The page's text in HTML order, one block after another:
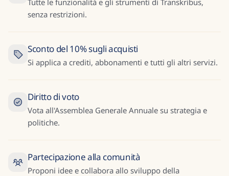
Tutte le funzionalità e gli strumenti di Transkribus,
senza restrizioni.
Sconto del 10% sugli acquisti
Si applica a crediti, abbonamenti e tutti gli altri servizi.
Diritto di voto
Vota all'Assemblea Generale Annuale su strategia e
politiche.
Partecipazione alla comunità
Proponi idee e collabora allo sviluppo della